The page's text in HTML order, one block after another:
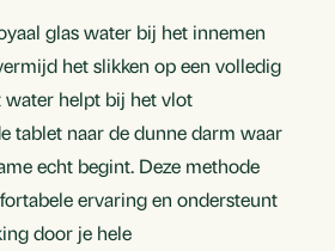
glas water bij het innemen
het slikken op een volledig
water helpt bij het vlot
tablet naar de dunne darm waar
echt begint. Deze methode
ervaring en ondersteunt
door je hele